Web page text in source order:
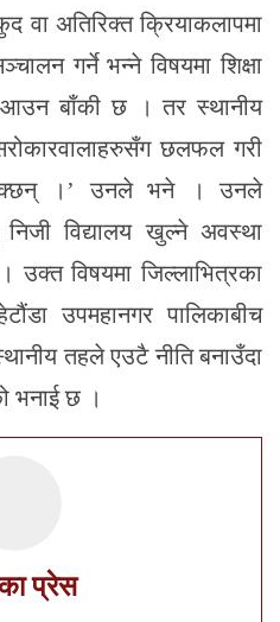
वा अतिरिक्त क्रियाकलापमा
गर्ने भन्ने विषयमा शिक्षा
आउन बाँकी छ । तर स्थानीय
छलफल गरी
सक्छन् ।’ उनले भने । उनले
निजी विद्यालय खुल्ने अवस्था
उक्त विषयमा जिल्लाभित्रका
उपमहानगर पालिकाबीच
तहले एउटै नीति बनाउँदा
भनाई छ ।
प्रेस